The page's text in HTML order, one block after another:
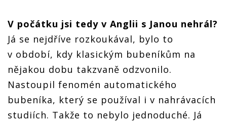
V počátku jsi tedy v Anglii s Janou nehrál?
Já se nejdříve rozkoukával, bylo to
v období, kdy klasickým bubeníkům na
nějakou dobu takzvaně odzvonilo.
Nastoupil fenomén automatického
bubeníka, který se používal i v nahrávacích
studiích. Takže to nebylo jednoduché. Já